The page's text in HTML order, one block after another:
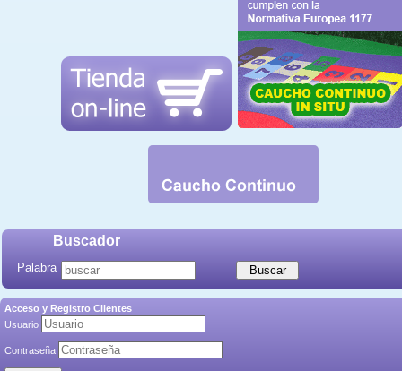
Buscador
Palabra
Acceso y Registro Clientes
Usuario
Contraseña